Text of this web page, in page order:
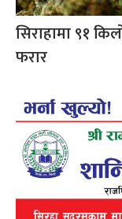
सिराहामा ९१
फरार